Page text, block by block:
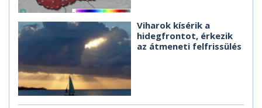
Viharok kísérik a
hidegfrontot, érkezik
az átmeneti felfrissülés